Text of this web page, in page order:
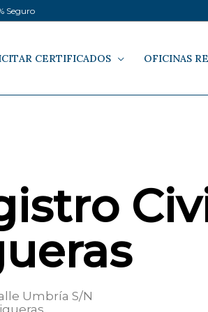
Seguro
CERTIFICADOS OFICINAS
Umbría S/N